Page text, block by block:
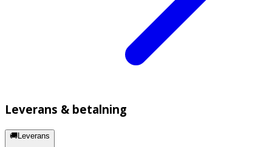
Leverans & betalning
🚚Leverans